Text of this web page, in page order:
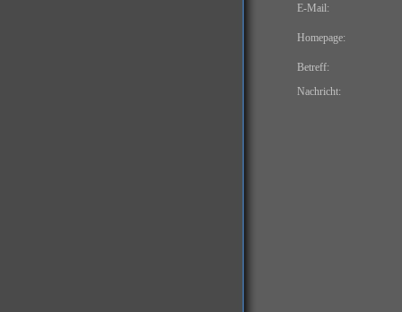
E-Mail:
Homepage:
Betreff:
Nachricht: